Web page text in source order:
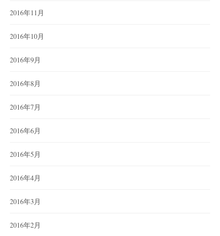
2016年11月
2016年10月
2016年9月
2016年8月
2016年7月
2016年6月
2016年5月
2016年4月
2016年3月
2016年2月